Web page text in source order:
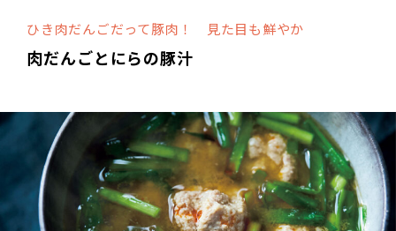
ひき肉だんごだって豚肉！ 見た目も鮮やか
肉だんごとにらの豚汁